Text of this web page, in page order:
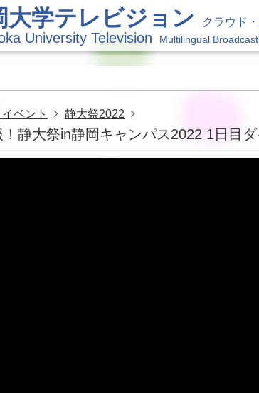
大学テレビジョン クラウド
University Television Multilingual
ベント 静大祭2022
！静大祭in静岡キャンパス2022 1日目ダ